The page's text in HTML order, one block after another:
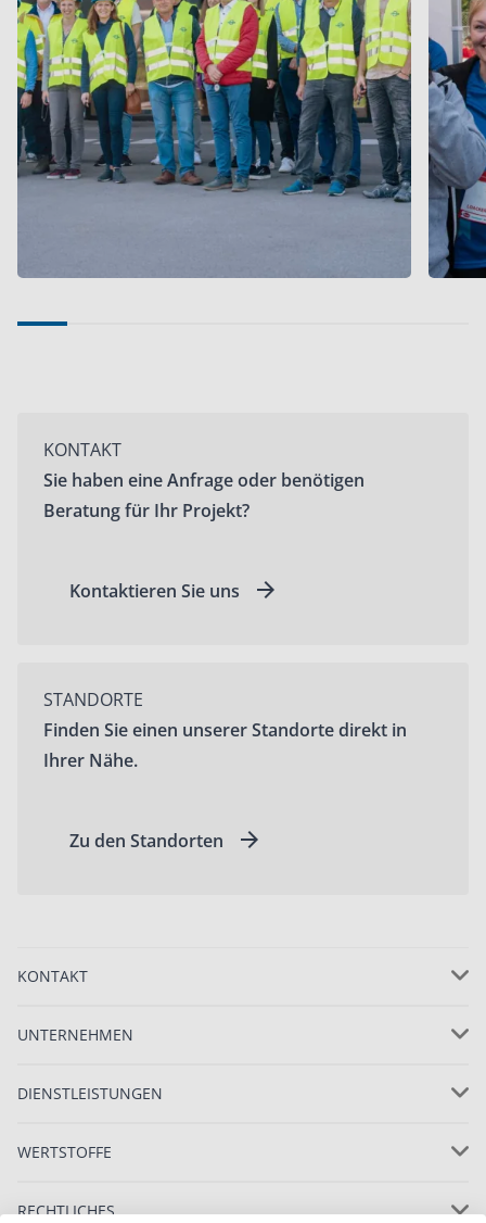
KONTAKT
Sie haben eine Anfrage oder benötigen
Beratung für Ihr Projekt?
Kontaktieren Sie uns
STANDORTE
Finden Sie einen unserer Standorte direkt in
Ihrer Nähe.
Zu den Standorten
KONTAKT
UNTERNEHMEN
DIENSTLEISTUNGEN
WERTSTOFFE
RECHTLICHES